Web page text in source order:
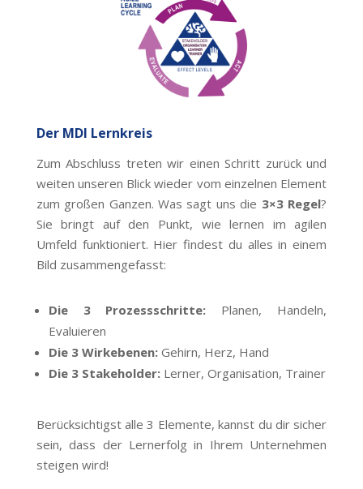
Der MDI Lernkreis
Zum Abschluss treten wir einen Schritt zurück und
weiten unseren Blick wieder vom einzelnen Element
zum großen Ganzen. Was sagt uns die 3×3 Regel?
Sie bringt auf den Punkt, wie lernen im agilen
Umfeld funktioniert. Hier findest du alles in einem
Bild zusammengefasst:
Die 3 Prozessschritte: Planen, Handeln,
Evaluieren
Die 3 Wirkebenen: Gehirn, Herz, Hand
Die 3 Stakeholder:Lerner, Organisation, Trainer
Berücksichtigst alle 3 Elemente, kannst du dir sicher
sein, dass der Lernerfolg in Ihrem Unternehmen
steigen wird!